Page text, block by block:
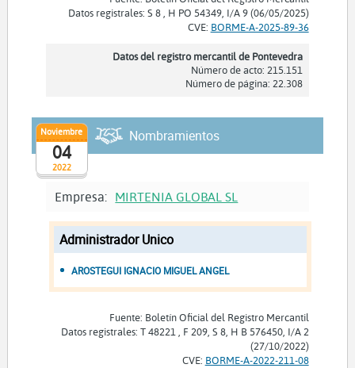
Datos registrales: S 8 , H PO 54349, I/A 9 (06/05/2025)
CVE: BORME-A-2025-89-36
Datos del registro mercantil de Pontevedra
Número de acto: 215.151
Número de página: 22.308
2022
Noviembre
04
Nombramientos
Empresa: MIRTENIA GLOBAL SL
Administrador Unico
AROSTEGUI IGNACIO MIGUEL ANGEL
Fuente: Boletín Oficial del Registro Mercantil
Datos registrales: T 48221 , F 209, S 8, H B 576450, I/A 2
(27/10/2022)
CVE: BORME-A-2022-211-08